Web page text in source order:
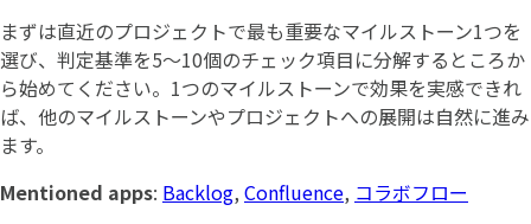
まずは直近のプロジェクトで最も重要なマイルストーン1つを
選び、判定基準を5〜10個のチェック項目に分解するところか
ら始めてください。1つのマイルストーンで効果を実感できれ
ば、他のマイルストーンやプロジェクトへの展開は自然に進み
ます。
Mentioned apps: Backlog, Confluence, コラボフロー